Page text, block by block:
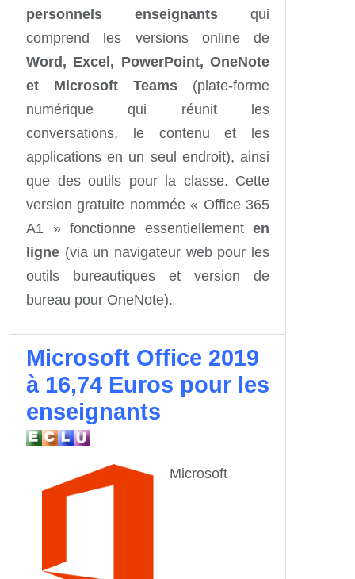
personnels enseignants qui
comprend les versions online de
Word, Excel, PowerPoint, OneNote
et Microsoft Teams (plate-forme
numérique qui réunit les
conversations, le contenu et les
applications en un seul endroit), ainsi
que des outils pour la classe. Cette
version gratuite nommée « Office 365
A1 » fonctionne essentiellement en
ligne (via un navigateur web pour les
outils bureautiques et version de
bureau pour OneNote).
Microsoft Office 2019
à 16,74 Euros pour les
enseignants
Microsoft